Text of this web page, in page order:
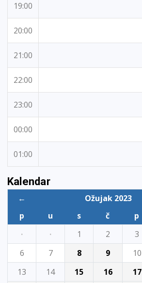
19:00
20:00
21:00
22:00
23:00
00:00
01:00
Kalendar
← Ožujak 2023
p
u s č p
·
· 1 2 3
6
7 8 9 10
13
14 15 16 17